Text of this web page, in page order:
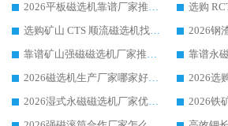
2026平板磁选机靠谱厂家推荐_ 华体会手机网页版-华体会(中国) 凭借良好口碑获得众多客户认可
选购矿山 CTS 顺流磁选机找实体厂家，华体会手机网页版-华体会(中国) 按需定制设备配套完善售后
靠谱矿山强磁磁选机厂家推荐 2026客户真实使用心得分享
2026磁选机生产厂家哪家好?众多客户使用体验分享华体会手机网页版-华体会(中国)
2026湿式永磁磁选机厂家优选华体会手机网页版-华体会(中国) _客户真实使用心得分享